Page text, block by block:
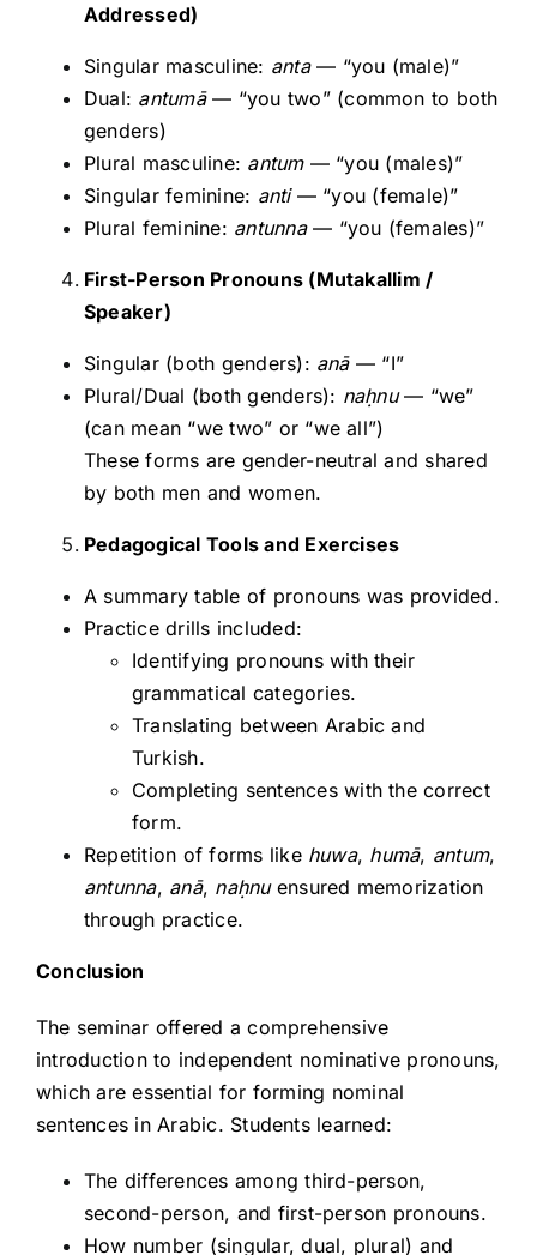
Addressed)
Singular masculine: anta— “you (male)”
Dual: antumā— “you two” (common to both
genders)
Plural masculine: antum— “you (males)”
Singular feminine: anti— “you (female)”
Plural feminine: antunna— “you (females)”
First-Person Pronouns (Mutakallim /
Speaker)
Singular (both genders): anā— “I”
Plural/Dual (both genders): naḥnu— “we”
(can mean “we two” or “we all”)
These forms are gender-neutral and shared
by both men and women.
Pedagogical Tools and Exercises
A summary table of pronouns was provided.
Practice drills included:
Identifying pronouns with their
grammatical categories.
Translating between Arabic and
Turkish.
Completing sentences with the correct
form.
Repetition of forms like huwa, humā, antum,
antunna, anā, naḥnuensured memorization
through practice.
Conclusion
The seminar offered a comprehensive
introduction to independent nominative pronouns,
which are essential for forming nominal
sentences in Arabic. Students learned:
The differences among third-person,
second-person, and first-person pronouns.
How number (singular, dual, plural) and